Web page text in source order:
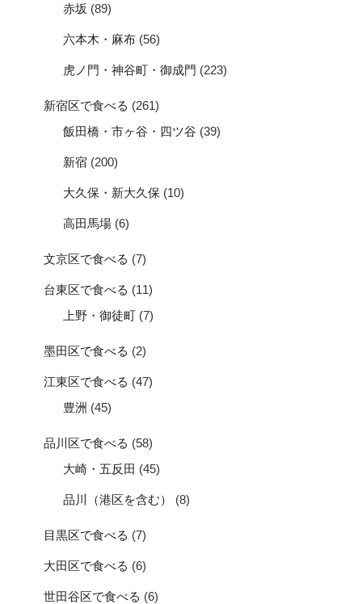
赤坂 (89)
六本木・麻布 (56)
虎ノ門・神谷町・御成門 (223)
新宿区で食べる (261)
飯田橋・市ヶ谷・四ツ谷 (39)
新宿 (200)
大久保・新大久保 (10)
高田馬場 (6)
文京区で食べる (7)
台東区で食べる (11)
上野・御徒町 (7)
墨田区で食べる (2)
江東区で食べる (47)
豊洲 (45)
品川区で食べる (58)
大崎・五反田 (45)
品川（港区を含む） (8)
目黒区で食べる (7)
大田区で食べる (6)
世田谷区で食べる (6)